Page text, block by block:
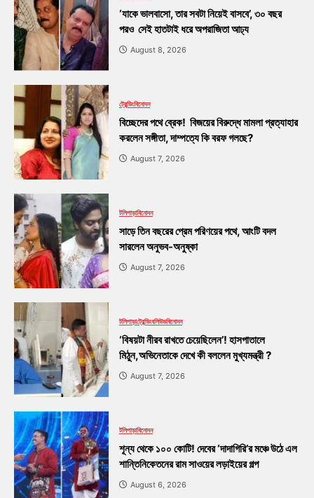
‘যাকে ভালবাসো, তার সবটা নিয়েই বাসবে’, ৩০ বছর
পরও সেই হাতটাই ধরে অপরাজিতা আঢ্য
August 8, 2026
ট্রেন্ডিংবিনোদন
বিচ্ছেদের পথে ব্রেক! বিজয়ের বিরুদ্ধে মামলা প্রত্যাহার
করলেন সঙ্গীতা, দাম্পত্যে কি বরফ গলছে?
August 7, 2026
টলিপাড়াবিনোদন
সাড়ে তিন বছরের প্রেম পরিণয়ের পথে, আংটি বদল
সারলেন অনুভব-অনুষ্কা
August 7, 2026
টলিপাড়াট্রেন্ডিংবলিউডবিনোদন
‘বিষয়টা নীরব রাখতে চেয়েছিলেন’! হাসপাতালে
মিঠুন,অভিনেতাকে দেখে কী বললেন মুখ্যমন্ত্রী ?
August 7, 2026
টলিপাড়াবিনোদন
শূন্য থেকে ১০০ কোটি! দেবের ‘দাদাগিরি’র মঞ্চে উঠে এল
শান্তিনিকেতনের রাম সাওয়ের লড়াইয়ের গল্প
August 6, 2026